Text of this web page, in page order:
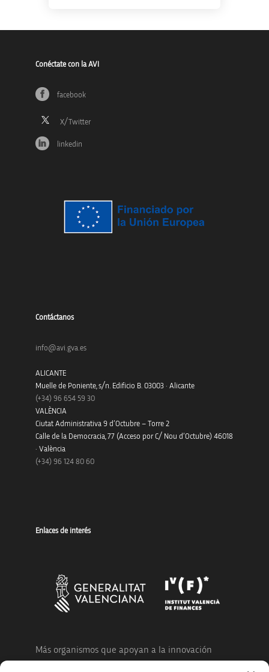
Conéctate con la AVI
facebook
linkedin
Contáctanos
info@avi.gva.es
ALICANTE
Muelle de Poniente, s/n. Edificio B. 03003 · Alicante
(+34) 96 654 59 30
VALÈNCIA
Ciutat Administrativa 9 d’Octubre – Torre 2
Calle de la Democracia, 77 (Acceso por C/ Nou d’Octubre) 46018
· València
(+34) 96 124 80 60
Enlaces de interés
Más organismos que apoyan a la innovación